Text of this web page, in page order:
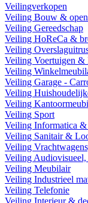
Veilingverkopen
Veiling Bouw &
Veiling Gereedschap
Veiling HoReCa &
Veiling
Veiling Voertuigen &
Veiling
Veiling Garage -
Veiling
Veiling
Veiling Sport
Veiling Informatica
Veiling Sanitair &
Veiling
Veiling
Veiling Meubilair
Veiling Industrieel
Veiling Telefonie
Veiling Interieur &